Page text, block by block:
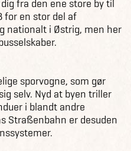
fra den ene store by til
for en stor del af
nationalt i Østrig, men her
sporvogne, som gør
selv. Nyd at byen triller
i blandt andre
Straßenbahn er desuden